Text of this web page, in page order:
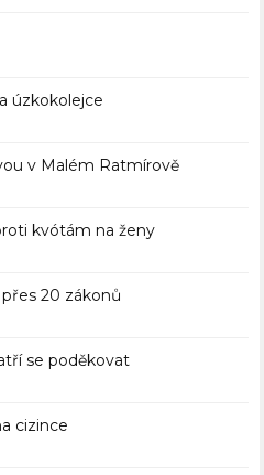
úzkokolejce
v Malém Ratmírově
kvótám na ženy
20 zákonů
se poděkovat
cizince